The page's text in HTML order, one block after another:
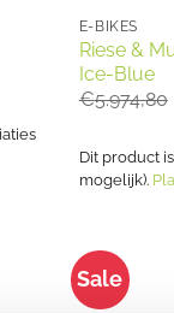
E-BIKES
Riese &
Ice-Blue
€5.974,80
Dit product
mogelijk).
Sale